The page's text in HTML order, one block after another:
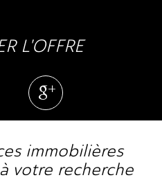
L'OFFRE
votre recherche